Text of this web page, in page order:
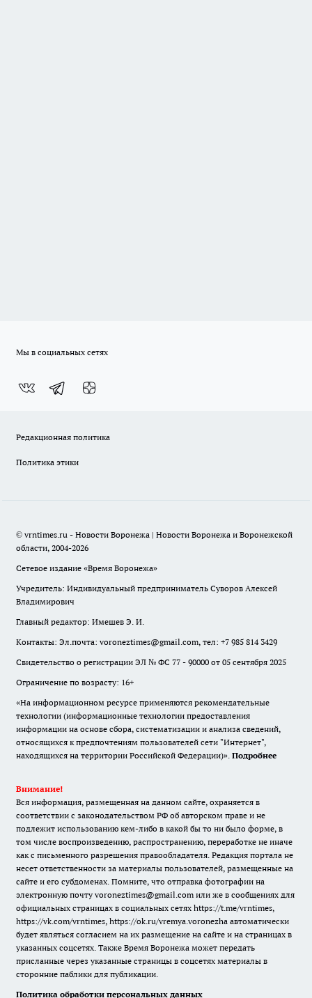
Мы в социальных сетях
Редакционная политика
Политика этики
© vrntimes.ru - Новости Воронежа | Новости Воронежа и Воронежской
области, 2004-2026
Сетевое издание «Время Воронежа»
Учредитель: Индивидуальный предприниматель Суворов Алексей
Владимирович
Главный редактор: Имешев Э. И.
Контакты: Эл.почта: voroneztimes@gmail.com, тел: +7 985 814 3429
Свидетельство о регистрации ЭЛ № ФС 77 - 90000 от 05 сентября 2025
Ограничение по возрасту: 16+
«На информационном ресурсе применяются рекомендательные
технологии (информационные технологии предоставления
информации на основе сбора, систематизации и анализа сведений,
относящихся к предпочтениям пользователей сети "Интернет",
находящихся на территории Российской Федерации)». Подробнее
Внимание!
Вся информация, размещенная на данном сайте, охраняется в
соответствии с законодательством РФ об авторском праве и не
подлежит использованию кем-либо в какой бы то ни было форме, в
том числе воспроизведению, распространению, переработке не иначе
как с письменного разрешения правообладателя. Редакция портала не
несет ответственности за материалы пользователей, размещенные на
сайте и его субдоменах. Помните, что отправка фотографии на
электронную почту voroneztimes@gmail.com или же в сообщениях для
официальных страницах в социальных сетях https://t.me/vrntimes,
https://vk.com/vrntimes, https://ok.ru/vremya.voronezha автоматически
будет являться согласием на их размещение на сайте и на страницах в
указанных соцсетях. Также Время Воронежа может передать
присланные через указанные страницы в соцсетях материалы в
сторонние паблики для публикации.
Политика обработки персональных данных